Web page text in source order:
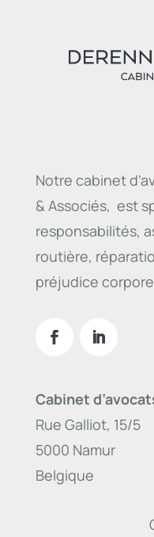
Notre cabinet
& Associés, est
responsabilités,
routière,
préjudice
Cabinet
Rue Galliot, 15/5
5000 Namur
Belgique